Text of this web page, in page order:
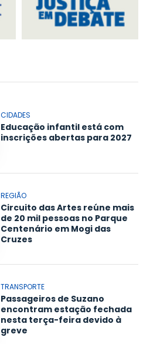
CIDADES
Educação infantil está com
inscrições abertas para 2027
REGIÃO
Circuito das Artes reúne mais
de 20 mil pessoas no Parque
Centenário em Mogi das
Cruzes
TRANSPORTE
Passageiros de Suzano
encontram estação fechada
nesta terça-feira devido à
greve